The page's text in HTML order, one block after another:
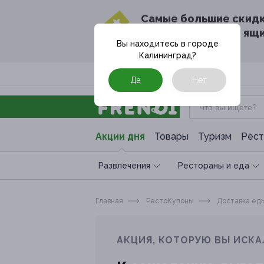
Cамые большие
в твоём почтовом
Москва
Акции дня Товары Туризм
Развлечения Рестораны и еда
Вы находитесь в городе
Калининград?
Да Нет
Главная РестоКупоны Доставка
АКЦИЯ, КОТОРУЮ ВЫ